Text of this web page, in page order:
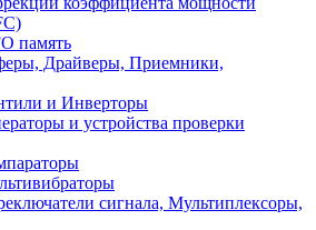
память
Драйверы, Приемники,
и Инверторы
и устройства проверки
сигнала, Мультиплексоры,